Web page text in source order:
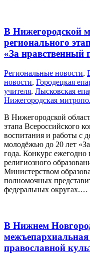
В Нижегородской
регионального
«За нравственный
Pегиональные новости,
новости, Городецкая
учителя, Лысковская
Нижегородская
В Нижегородской
этапа Всероссийского
воспитания и работы с
молодёжью до 20 лет
года. Конкурс
религиозного
Министерством
полномочных
федеральных округах.…
В Нижнем
православной